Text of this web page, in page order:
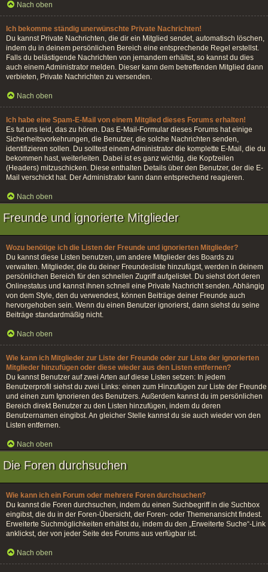
Nach oben
Ich bekomme ständig unerwünschte Private Nachrichten!
Du kannst Private Nachrichten, die dir ein Mitglied sendet, automatisch löschen,
indem du in deinem persönlichen Bereich eine entsprechende Regel erstellst.
Falls du belästigende Nachrichten von jemandem erhältst, so kannst du dies
auch einem Administrator melden. Dieser kann dem betreffenden Mitglied dann
verbieten, Private Nachrichten zu versenden.
Nach oben
Ich habe eine Spam-E-Mail von einem Mitglied dieses Forums erhalten!
Es tut uns leid, das zu hören. Das E-Mail-Formular dieses Forums hat einige
Sicherheitsvorkehrungen, die Benutzer, die solche Nachrichten senden,
identifizieren sollen. Du solltest einem Administrator die komplette E-Mail, die du
bekommen hast, weiterleiten. Dabei ist es ganz wichtig, die Kopfzeilen
(Headers) mitzuschicken. Diese enthalten Details über den Benutzer, der die E-
Mail verschickt hat. Der Administrator kann dann entsprechend reagieren.
Nach oben
Freunde und ignorierte Mitglieder
Wozu benötige ich die Listen der Freunde und ignorierten Mitglieder?
Du kannst diese Listen benutzen, um andere Mitglieder des Boards zu
verwalten. Mitglieder, die du deiner Freundesliste hinzufügst, werden in deinem
persönlichen Bereich für den schnellen Zugriff aufgelistet. Du siehst dort deren
Onlinestatus und kannst ihnen schnell eine Private Nachricht senden. Abhängig
von dem Style, den du verwendest, können Beiträge deiner Freunde auch
hervorgehoben sein. Wenn du einen Benutzer ignorierst, dann siehst du seine
Beiträge standardmäßig nicht.
Nach oben
Wie kann ich Mitglieder zur Liste der Freunde oder zur Liste der ignorierten
Mitglieder hinzufügen oder diese wieder aus den Listen entfernen?
Du kannst Benutzer auf zwei Arten auf diese Listen setzen: In jedem
Benutzerprofil siehst du zwei Links: einen zum Hinzufügen zur Liste der Freunde
und einen zum Ignorieren des Benutzers. Außerdem kannst du im persönlichen
Bereich direkt Benutzer zu den Listen hinzufügen, indem du deren
Benutzernamen eingibst. An gleicher Stelle kannst du sie auch wieder von den
Listen entfernen.
Nach oben
Die Foren durchsuchen
Wie kann ich ein Forum oder mehrere Foren durchsuchen?
Du kannst die Foren durchsuchen, indem du einen Suchbegriff in die Suchbox
eingibst, die du in der Foren-Übersicht, der Foren- oder Themenansicht findest.
Erweiterte Suchmöglichkeiten erhältst du, indem du den „Erweiterte Suche“-Link
anklickst, der von jeder Seite des Forums aus verfügbar ist.
Nach oben